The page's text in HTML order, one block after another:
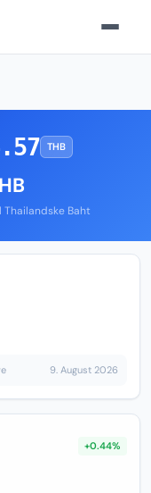
THB
Baht
9. August 2026
+0.44%